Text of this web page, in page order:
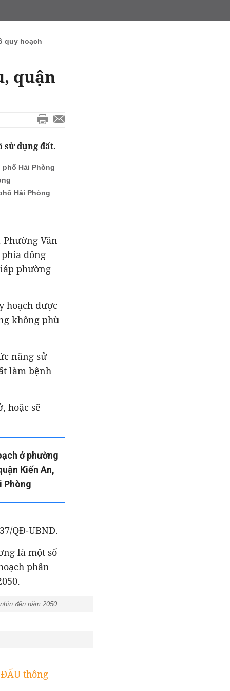
quy hoạch
quận
sử dụng đất.
Hải Phòng
Hải Phòng
Văn
đông
phường
hoạch được
không phù
năng sử
làm bệnh
hoặc sẽ
ở phường
Kiến An,
Phòng
QĐ-UBND.
là một số
phân
đến năm 2050.
ĐẨU thông